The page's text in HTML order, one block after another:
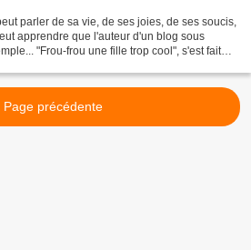
parler de sa vie, de ses joies, de ses soucis,
apprendre que l'auteur d'un blog sous
"Frou-frou une fille trop cool", s'est faite
Page précédente